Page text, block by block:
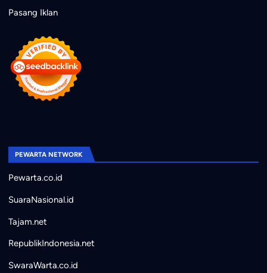
Pasang Iklan
PEWARTA NETWORK
Pewarta.co.id
SuaraNasional.id
Tajam.net
RepublikIndonesia.net
SwaraWarta.co.id